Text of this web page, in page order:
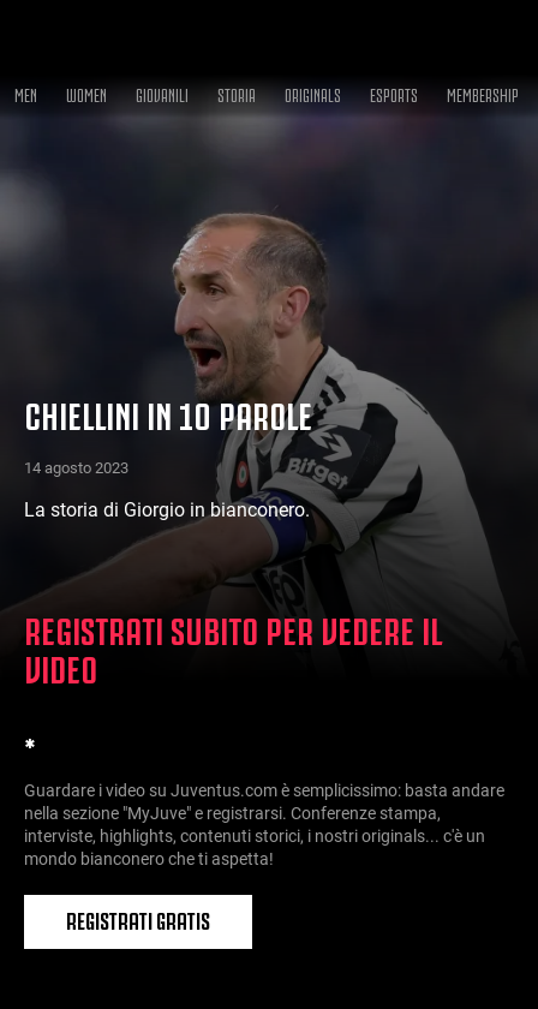
MEN WOMEN GIOVANILI STORIA ORIGINALS ESPORTS MEMBERSHIP
CHIELLINI IN 10 PAROLE
14 agosto 2023
La storia di Giorgio in bianconero.
REGISTRATI SUBITO PER VEDERE IL
VIDEO
*
Guardare i video su Juventus.com è semplicissimo: basta andare
nella sezione "MyJuve" e registrarsi. Conferenze stampa,
interviste, highlights, contenuti storici, i nostri originals... c'è un
mondo bianconero che ti aspetta!
REGISTRATI GRATIS